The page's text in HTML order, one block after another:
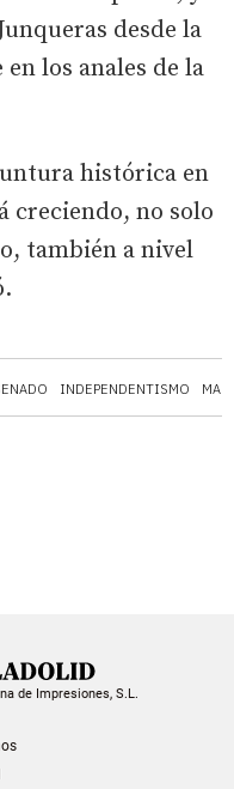
INDEPENDENTISMO
desde la
los anales de la
histórica en
creciendo, no solo
también a nivel
de Impresiones, S.L.